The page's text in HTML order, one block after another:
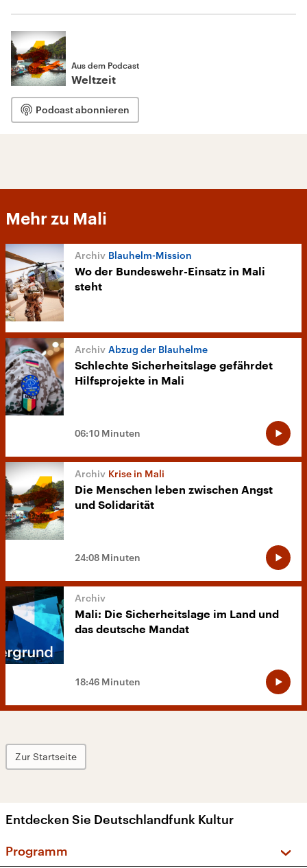
Aus dem Podcast
Weltzeit
Podcast abonnieren
Mehr zu Mali
Blauhelm-Mission
Wo der Bundeswehr-Einsatz in Mali
steht
Abzug der Blauhelme
Schlechte Sicherheitslage gefährdet
Hilfsprojekte in Mali
06:10 Minuten
Krise in Mali
Die Menschen leben zwischen Angst
und Solidarität
24:08 Minuten
Mali: Die Sicherheitslage im Land und
das deutsche Mandat
18:46 Minuten
Zur Startseite
Entdecken Sie Deutschlandfunk Kultur
Programm